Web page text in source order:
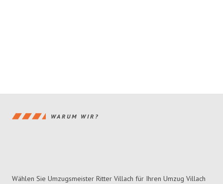
WARUM WIR?
Wählen Sie Umzugsmeister Ritter Villach für Ihren Umzug Villach